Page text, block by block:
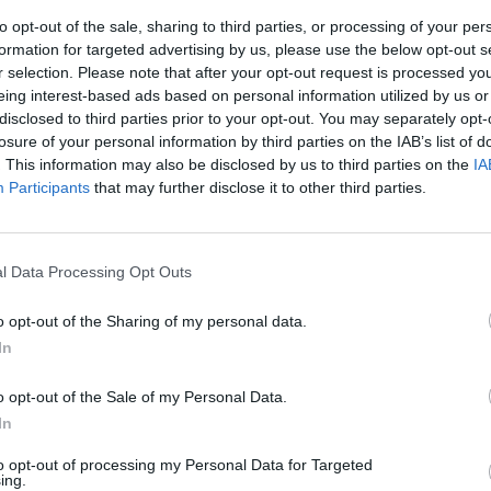
opt-out of the sale, sharing to third parties, or processing of your
for targeted advertising by us, please use the below opt-out
selection. Please note that after your opt-out request is processed
interest-based ads based on personal information utilized by us
to third parties prior to your opt-out. You may separately
of your personal information by third parties on the IAB’s list of
This information may also be disclosed by us to third parties on the
Participants that may further disclose it to other third parties.
Data Processing Opt Outs
opt-out of the Sharing of my personal data.
opt-out of the Sale of my Personal Data.
opt-out of processing my Personal Data for Targeted
się z TI!
Gladiators! –W niedzielę organizacja Gaimin
bezpośrednich rozmowach z zaproszonymi zawodnikami
by ta zezwoliła im na udział. Obecnie więc jesteśmy w
wyczytać w komunikacie opublikowanym przez
zwolniony przez GG slot. Gdyby patrzeć
organizacja po nieudanych eliminacjach do TI
ekipy.
Nishy kończy Esports World Cup poza podium
Dota 2 w Gaimin Gladiators oraz jego
Hamburgu. Pomimo naszych najlepszych wysiłków
szyldu Gaimin Gladiators. Ze względu na zasady
zespołu na tegoroczne TI. W tych okolicznościach
obecnie analizowana przez naszych prawników, co
informacji dla naszych fanów i kibiców, dlatego też